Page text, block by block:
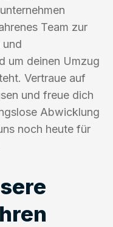
Team zur
und
um deinen Umzug
Vertraue auf
und freue dich
Abwicklung
noch heute für